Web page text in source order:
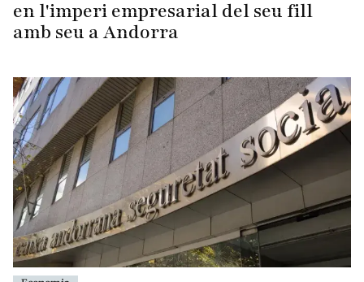
en l'imperi empresarial del seu fill
amb seu a Andorra